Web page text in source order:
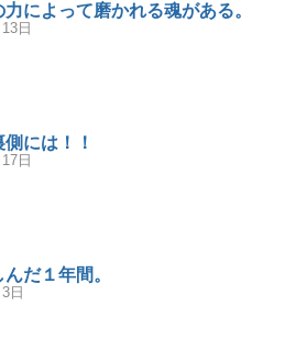
力によって磨かれる魂がある。
日
には！！
日
だ１年間。
日